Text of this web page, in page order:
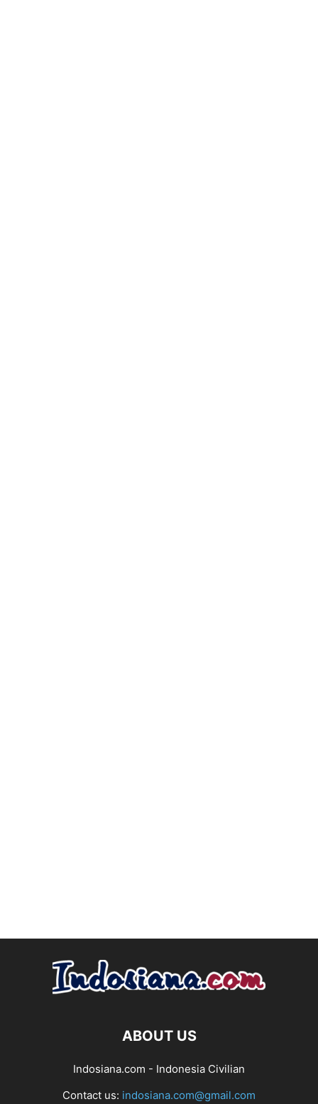
ABOUT US
Indosiana.com - Indonesia Civilian
Contact us: indosiana.com@gmail.com